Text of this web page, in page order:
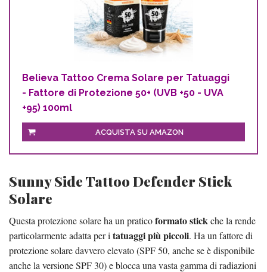
Believa Tattoo Crema Solare per Tatuaggi
- Fattore di Protezione 50+ (UVB +50 - UVA
+95) 100ml
ACQUISTA SU AMAZON
Sunny Side Tattoo Defender Stick
Solare
Questa protezione solare ha un praticoformato stickche la rende
particolarmente adatta per i tatuaggi più piccoli. Ha un fattore di
protezione solare davvero elevato (SPF 50, anche se è disponibile
anche la versione SPF 30) e blocca una vasta gamma di radiazioni